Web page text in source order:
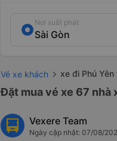
Nơi xuất phát
Vé xe khách xe đi Phú Yên
Đặt mua vé xe 67 nhà
Vexere Team
Ngày cập nhật: 07/08/